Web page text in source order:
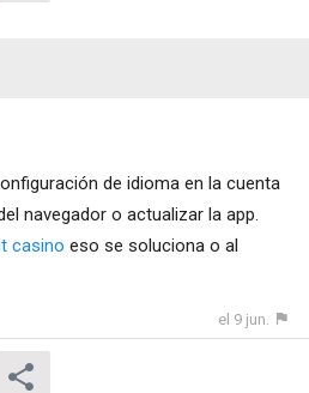
de idioma en la cuenta
navegador o actualizar la app.
casino eso se soluciona o al
el 9 jun.